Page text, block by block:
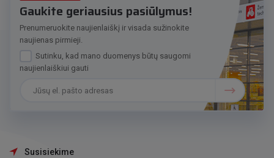
Gaukite geriausius pasiūlymus!
Prenumeruokite naujienlaiškį ir visada sužinokite
naujienas pirmieji.
Sutinku, kad mano duomenys būtų saugomi
naujienlaiškiui gauti
Susisiekime